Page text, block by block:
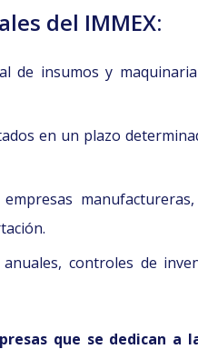
del IMMEX:
de insumos y
en un plazo
controles de
que se dedican a